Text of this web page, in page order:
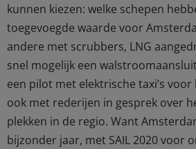
kunnen kiezen: welke schepen
toegevoegde waarde voor
andere met scrubbers, LNG
snel mogelijk een
een pilot met elektrische taxi’s
ook met rederijen in gesprek over
plekken in de regio. Want
bijzonder jaar, met SAIL 2020 voor